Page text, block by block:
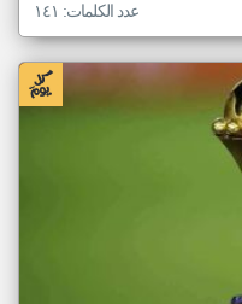
عدد الكلمات: ١٤١